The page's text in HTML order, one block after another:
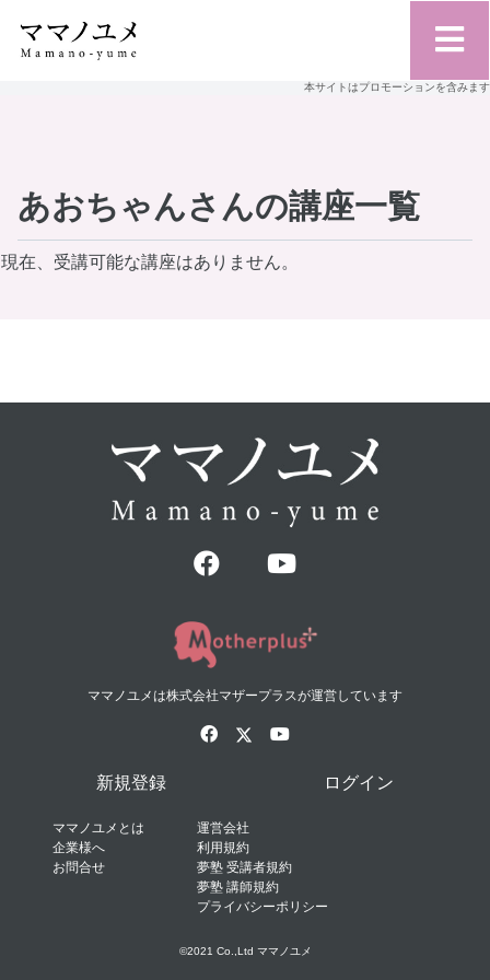
本サイトはプロモーションを含みます
あおちゃんさんの講座一覧
現在、受講可能な講座はありません。
ママノユメは株式会社マザープラスが運営しています
新規登録 ログイン
ママノユメとは
企業様へ
お問合せ
運営会社
利用規約
夢塾 受講者規約
夢塾 講師規約
プライバシーポリシー
©2021 Co.,Ltd ママノユメ